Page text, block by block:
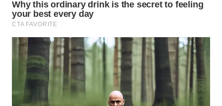
Wahana
Media
WAHANA
NEWS
WAHANA
TANI